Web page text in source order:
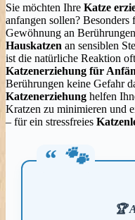
Sie möchten Ihre Katze
anfangen sollen? Besonders
Gewöhnung an
Hauskatzen an sensiblen
ist die natürliche Reaktion
Katzenerziehung für
Berührungen keine Gefahr
Katzenerziehung helfen
Kratzen zu minimieren und
– für ein stressfreies
🏆